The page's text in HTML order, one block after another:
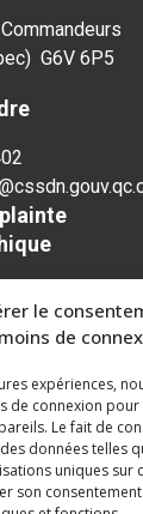
le
de
expériences,
de connexion
Le fait de
données telles
uniques sur
son
G6V 6P5
googleplus